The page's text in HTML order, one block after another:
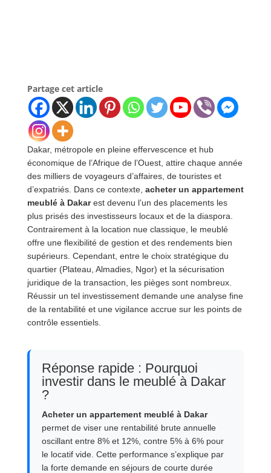
Partage cet article
Dakar, métropole en pleine effervescence et hub
économique de l’Afrique de l’Ouest, attire chaque année
des milliers de voyageurs d’affaires, de touristes et
d’expatriés. Dans ce contexte, acheter un appartement
meublé à Dakarest devenu l’un des placements les
plus prisés des investisseurs locaux et de la diaspora.
Contrairement à la location nue classique, le meublé
offre une flexibilité de gestion et des rendements bien
supérieurs. Cependant, entre le choix stratégique du
quartier (Plateau, Almadies, Ngor) et la sécurisation
juridique de la transaction, les pièges sont nombreux.
Réussir un tel investissement demande une analyse fine
de la rentabilité et une vigilance accrue sur les points de
contrôle essentiels.
Réponse rapide : Pourquoi
investir dans le meublé à Dakar
?
Acheter un appartement meublé à Dakar
permet de viser une rentabilité brute annuelle
oscillant entre 8% et 12%, contre 5% à 6% pour
le locatif vide. Cette performance s’explique par
la forte demande en séjours de courte durée